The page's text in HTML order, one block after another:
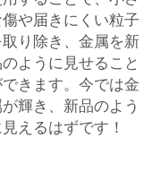
傷や届きにくい粒子
取り除き、金属を新
ように見せること
できます。今では金
が輝き、新品のよう
えるはずです！